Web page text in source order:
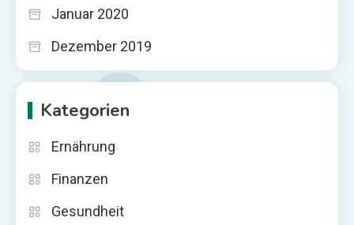
Januar 2020
Dezember 2019
Kategorien
Ernährung
Finanzen
Gesundheit